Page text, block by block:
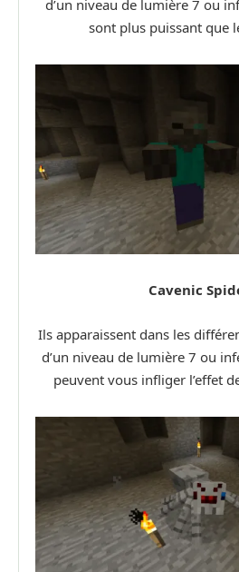
d’un niveau de lumière 7 ou
sont plus puissant que
Cavenic
Ils apparaissent dans les
d’un niveau de lumière 7 ou
peuvent vous infliger l’effet